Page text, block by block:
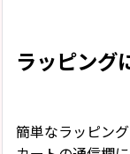
ラッピング
簡単なラッピン